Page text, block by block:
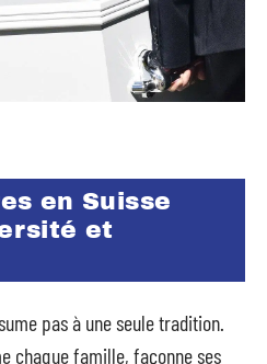
en Suisse
et
pas à une seule tradition.
chaque famille, façonne ses